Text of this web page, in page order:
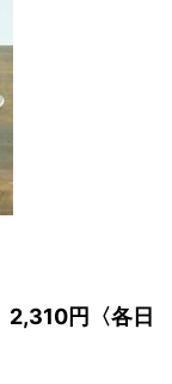
2,310円〈各日